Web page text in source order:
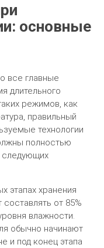
основные
все главные
длительного
режимов, как
правильный
технологии
полностью
следующих
этапах хранения
от 85%
влажности.
обычно начинают
и под конец этапа